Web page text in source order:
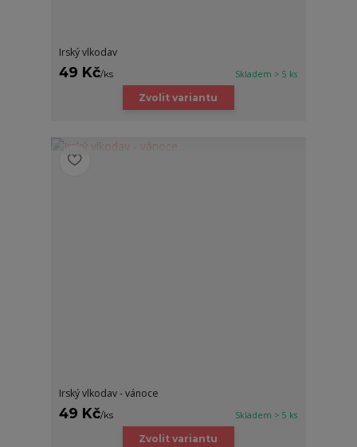
Irský vlkodav
49 Kč/ks Skladem > 5 ks
Zvolit variantu
Irský vlkodav - vánoce
49 Kč/ks Skladem > 5 ks
Zvolit variantu